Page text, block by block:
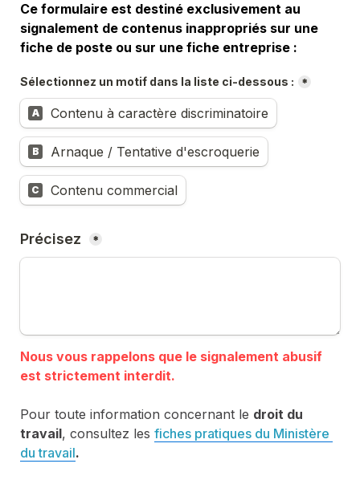
Ce formulaire est destiné exclusivement au
signalement de contenus inappropriés sur une
fiche de poste ou sur une fiche entreprise :
Sélectionnez un motif dans la liste ci-dessous : *
A Contenu à caractère discriminatoire
B Arnaque / Tentative d'escroquerie
C Contenu commercial
Précisez *
Nous vous rappelons que le signalement abusif
Pour toute information concernant le droit du
travail, consultez les fiches pratiques du Ministère
du travail